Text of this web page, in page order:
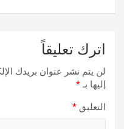
اترك تعليقاً
لن يتم نشر عنوان بريدك
إليها بـ*
التعليق *